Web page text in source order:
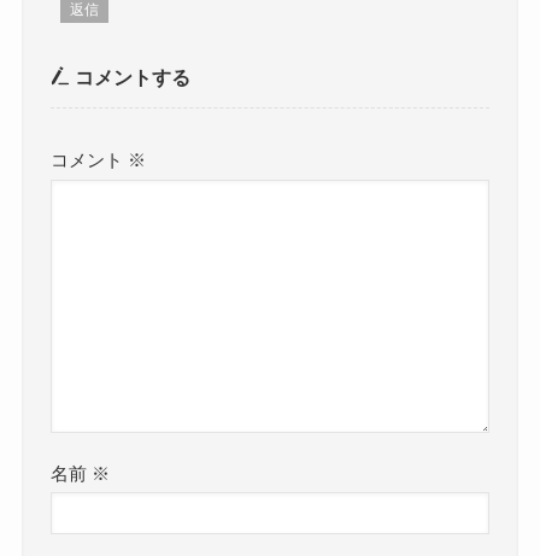
返信
コメントする
コメント ※
名前 ※